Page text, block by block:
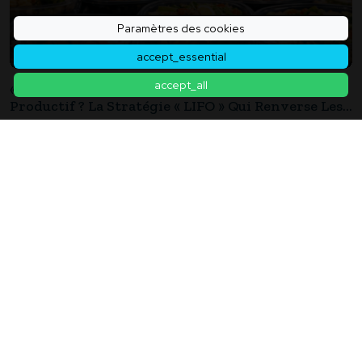
Paramètres des cookies
accept_essential
accept_all
« Vendre Dans L'ordre Ancien » Est-Il Contre-
Productif ? La Stratégie « LIFO » Qui Renverse Les
Conventions Des Rayons De Plats Cuisinés